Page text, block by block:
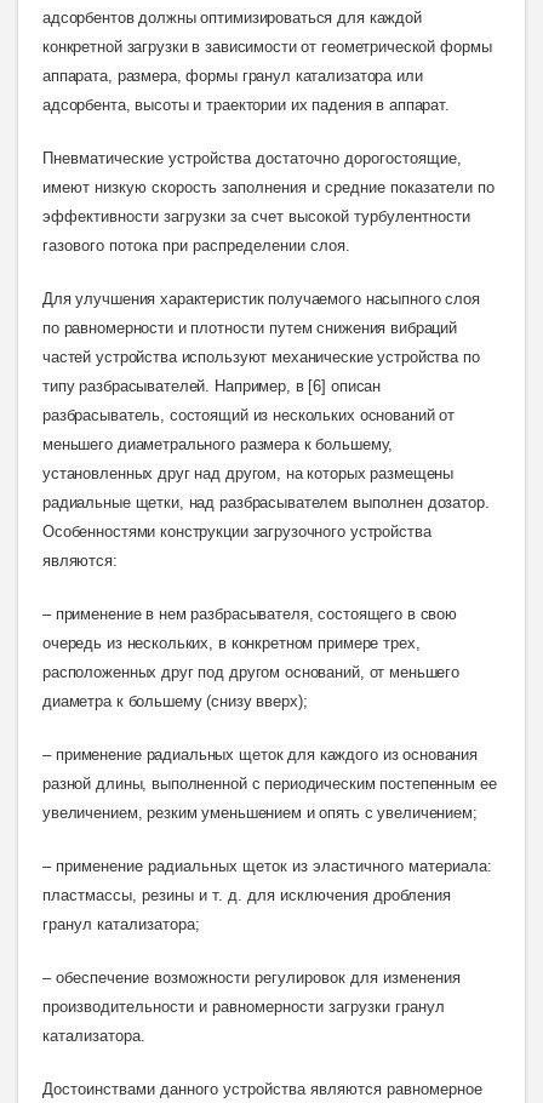
адсорбентов должны оптимизироваться для каждой
конкретной загрузки в зависимости от геометрической формы
аппарата, размера, формы гранул катализатора или
адсорбента, высоты и траектории их падения в аппарат.
Пневматические устройства достаточно дорогостоящие,
имеют низкую скорость заполнения и средние показатели по
эффективности загрузки за счет высокой турбулентности
газового потока при распределении слоя.
Для улучшения характеристик получаемого насыпного слоя
по равномерности и плотности путем снижения вибраций
частей устройства используют механические устройства по
типу разбрасывателей. Например, в [6] описан
разбрасыватель, состоящий из нескольких оснований от
меньшего диаметрального размера к большему,
установленных друг над другом, на которых размещены
радиальные щетки, над разбрасывателем выполнен дозатор.
Особенностями конструкции загрузочного устройства
являются:
– применение в нем разбрасывателя, состоящего в свою
очередь из нескольких, в конкретном примере трех,
расположенных друг под другом оснований, от меньшего
диаметра к большему (снизу вверх);
– применение радиальных щеток для каждого из основания
разной длины, выполненной с периодическим постепенным ее
увеличением, резким уменьшением и опять с увеличением;
– применение радиальных щеток из эластичного материала:
пластмассы, резины и т. д. для исключения дробления
гранул катализатора;
– обеспечение возможности регулировок для изменения
производительности и равномерности загрузки гранул
катализатора.
Достоинствами данного устройства являются равномерное